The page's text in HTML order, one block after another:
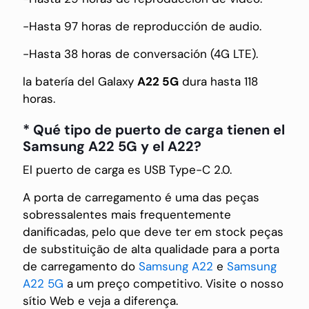
-Hasta 97 horas de reproducción de audio.
-Hasta 38 horas de conversación (4G LTE).
la batería del Galaxy A22 5G dura hasta 118
horas.
* Qué tipo de puerto de carga tienen el
Samsung A22 5G y el A22?
El puerto de carga es USB Type-C 2.0.
A porta de carregamento é uma das peças
sobressalentes mais frequentemente
danificadas, pelo que deve ter em stock peças
de substituição de alta qualidade para a porta
de carregamento do Samsung A22 e Samsung
A22 5G a um preço competitivo. Visite o nosso
sítio Web e veja a diferença.